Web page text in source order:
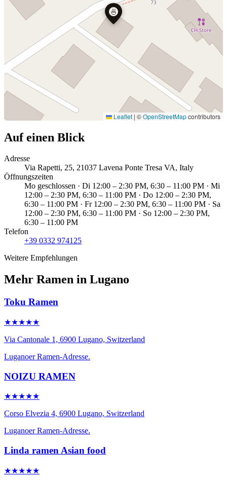
🍜
Leaflet | ©OpenStreetMapcontributors
Auf einen Blick
Adresse
Via Rapetti, 25, 21037 Lavena Ponte Tresa VA, Italy
Öffnungszeiten
Mo geschlossen · Di 12:00 – 2:30 PM, 6:30 – 11:00 PM · Mi
12:00 – 2:30 PM, 6:30 – 11:00 PM · Do 12:00 – 2:30 PM,
6:30 – 11:00 PM · Fr 12:00 – 2:30 PM, 6:30 – 11:00 PM · Sa
12:00 – 2:30 PM, 6:30 – 11:00 PM · So 12:00 – 2:30 PM,
6:30 – 11:00 PM
Telefon
+39 0332 974125
Weitere Empfehlungen
Mehr Ramen in Lugano
Toku Ramen
★★★★★
Via Cantonale 1, 6900 Lugano, Switzerland
Luganoer Ramen-Adresse.
NOIZU RAMEN
★★★★★
Corso Elvezia 4, 6900 Lugano, Switzerland
Luganoer Ramen-Adresse.
Linda ramen Asian food
★★★★★